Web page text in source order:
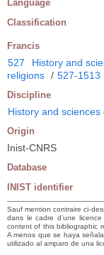
Language
Classification
Francis
527 History and
religions / 527-1513
Discipline
History and sciences
Origin
Inist-CNRS
Database
INIST identifier
Sauf mention contraire ci-
dans le cadre d’une
content of this bibliographic
A menos que se haya
utilizado al amparo de una